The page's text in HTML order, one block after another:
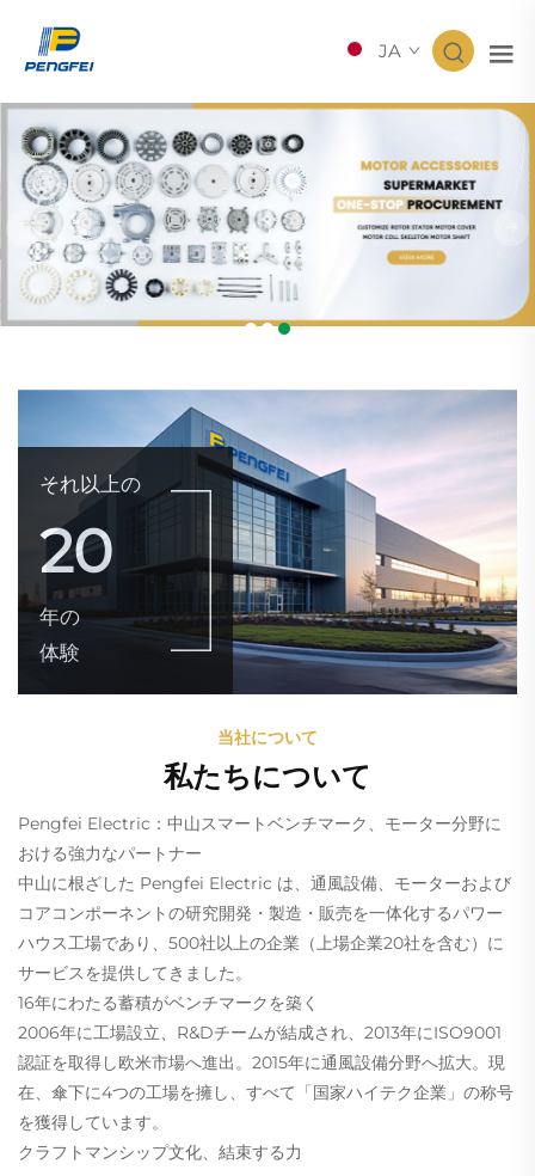
JA
それ以上の
20
年の
体験
当社について
私たちについて
Pengfei Electric：中山スマートベンチマーク、モーター分野に
おける強力なパートナー
中山に根ざした Pengfei Electric は、通風設備、モーターおよび
コアコンポーネントの研究開発・製造・販売を一体化するパワー
ハウス工場であり、500社以上の企業（上場企業20社を含む）に
サービスを提供してきました。
16年にわたる蓄積がベンチマークを築く
2006年に工場設立、R&Dチームが結成され、2013年にISO9001
認証を取得し欧米市場へ進出。2015年に通風設備分野へ拡大。現
在、傘下に4つの工場を擁し、すべて「国家ハイテク企業」の称号
を獲得しています。
クラフトマンシップ文化、結束する力